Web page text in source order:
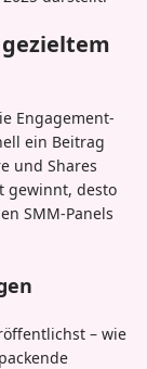
Engagement-
ein Beitrag
und Shares
gewinnt, desto
SMM-Panels
– wie